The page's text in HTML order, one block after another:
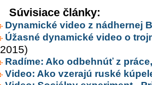
Súvisiace články:
Dynamické video z nádhernej
Úžasné dynamické video o
2015)
Radíme: Ako odbehnúť z
Video: Ako vzerajú ruské